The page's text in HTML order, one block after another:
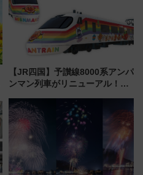
【JR四国】予讃線8000系アンパ
ンマン列車がリニューアル！内
今年12月